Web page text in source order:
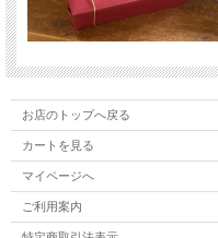
お店のトップへ戻る
カートを見る
マイページへ
ご利用案内